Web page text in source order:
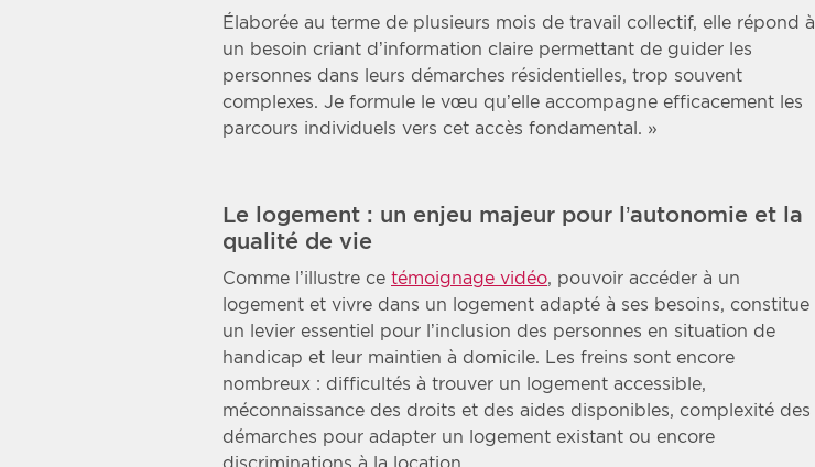
Élaborée au terme de plusieurs mois de travail collectif, elle répond à
un besoin criant d’information claire permettant de guider les
personnes dans leurs démarches résidentielles, trop souvent
complexes. Je formule le vœu qu’elle accompagne efficacement les
parcours individuels vers cet accès fondamental. »
Le logement : un enjeu majeur pour l’autonomie et la
qualité de vie
Comme l’illustre ce témoignage vidéo, pouvoir accéder à un
logement et vivre dans un logement adapté à ses besoins, constitue
un levier essentiel pour l’inclusion des personnes en situation de
handicap et leur maintien à domicile. Les freins sont encore
nombreux : difficultés à trouver un logement accessible,
méconnaissance des droits et des aides disponibles, complexité des
démarches pour adapter un logement existant ou encore